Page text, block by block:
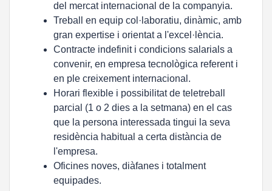
del mercat internacional de la companyia.
Treball en equip col·laboratiu, dinàmic, amb
gran expertise i orientat a l'excel·lència.
Contracte indefinit i condicions salarials a
convenir, en empresa tecnològica referent i
en ple creixement internacional.
Horari flexible i possibilitat de teletreball
parcial (1 o 2 dies a la setmana) en el cas
que la persona interessada tingui la seva
residència habitual a certa distància de
l'empresa.
Oficines noves, diàfanes i totalment
equipades.